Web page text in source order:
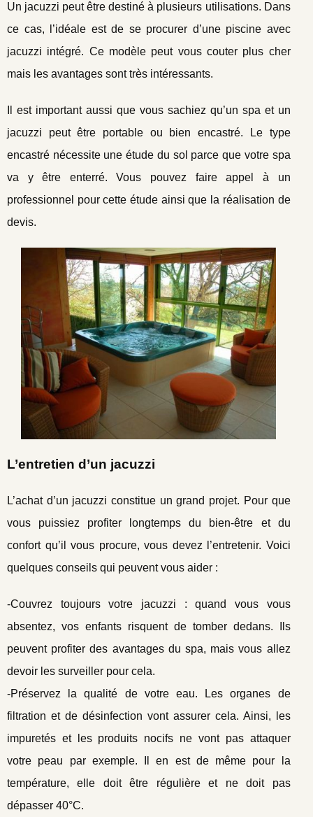
Un jacuzzi peut être destiné à plusieurs utilisations. Dans
ce cas, l’idéale est de se procurer d’une piscine avec
jacuzzi intégré. Ce modèle peut vous couter plus cher
mais les avantages sont très intéressants.
Il est important aussi que vous sachiez qu’un spa et un
jacuzzi peut être portable ou bien encastré. Le type
encastré nécessite une étude du sol parce que votre spa
va y être enterré. Vous pouvez faire appel à un
professionnel pour cette étude ainsi que la réalisation de
devis.
L’entretien d’un jacuzzi
L’achat d’un jacuzzi constitue un grand projet. Pour que
vous puissiez profiter longtemps du bien-être et du
confort qu’il vous procure, vous devez l’entretenir. Voici
quelques conseils qui peuvent vous aider :
-Couvrez toujours votre jacuzzi : quand vous vous
absentez, vos enfants risquent de tomber dedans. Ils
peuvent profiter des avantages du spa, mais vous allez
devoir les surveiller pour cela.
-Préservez la qualité de votre eau. Les organes de
filtration et de désinfection vont assurer cela. Ainsi, les
impuretés et les produits nocifs ne vont pas attaquer
votre peau par exemple. Il en est de même pour la
température, elle doit être régulière et ne doit pas
dépasser 40°C.